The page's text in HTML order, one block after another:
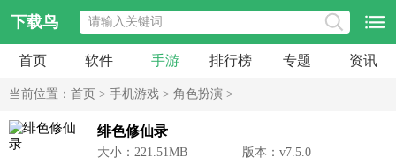
下载鸟
首页 软件 手游 排行榜 专题 资讯
当前位置： 首页 > 手机游戏 > 角色扮演 >
绯色修仙录
大小：221.51MB
版本：v7.5.0